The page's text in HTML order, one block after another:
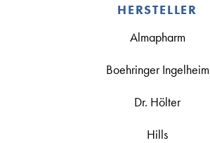
HERSTELLER
Almapharm
Boehringer Ingelheim
Dr. Hölter
Hills